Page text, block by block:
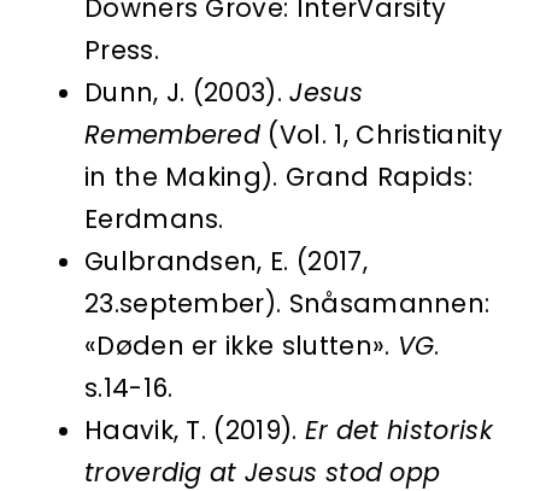
Downers Grove: InterVarsity
Press.
Dunn, J. (2003).Jesus
Remembered (Vol. 1, Christianity
in the Making). Grand Rapids:
Eerdmans.
Gulbrandsen, E. (2017,
23.september). Snåsamannen:
«Døden er ikke slutten». VG.
s.14-16.
Haavik, T. (2019). Er det historisk
troverdig at Jesus stod opp